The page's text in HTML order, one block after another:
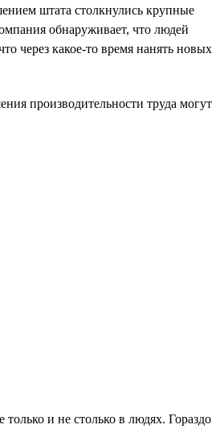
штата столкнулись крупные
обнаруживает, что людей
через какое-то время нанять новых
производительности труда могут
и не столько в людях. Гораздо